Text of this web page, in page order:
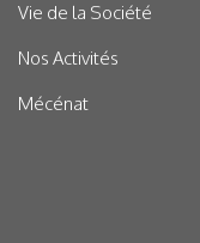
Vie de la Société
Nos Activités
Mécénat